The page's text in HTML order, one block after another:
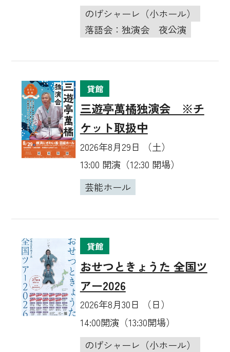
のげシャーレ（小ホール）
落語会：独演会
夜公演
貸館
三遊亭萬橘独演会 ※チ
ケット取扱中
2026年8月29日 （土）
13:00 開演（12:30 開場）
芸能ホール
貸館
おせつときょうた 全国ツ
アー2026
2026年8月30日 （日）
14:00開演（13:30開場）
のげシャーレ（小ホール）